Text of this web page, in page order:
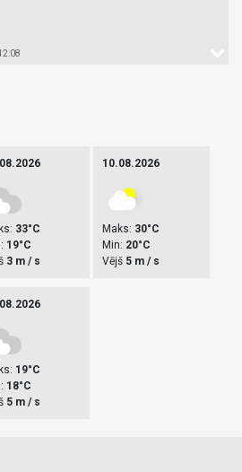
33°C
19°C
3 m / s
10.08.2026
Maks: 30°C
Min: 20°C
Vējš 5 m / s
19°C
18°C
5 m / s